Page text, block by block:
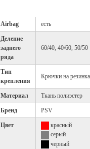
Airbag есть
Деление
заднего
ряда
60/40, 40/60, 50/50
Тип
крепления
Крючки на
Материал Ткань полиэстер
Бренд PSV
Цвет
красный
серый
черный